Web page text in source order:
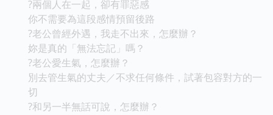
?兩個人在一起，卻有罪惡感
你不需要為這段感情預留後路
?老公曾經外遇，我走不出來，怎麼辦？
妳是真的「無法忘記」嗎？
?老公愛生氣，怎麼辦？
別去管生氣的丈夫／不求任何條件，試著包容對方的一
切
?和另一半無話可說，怎麼辦？